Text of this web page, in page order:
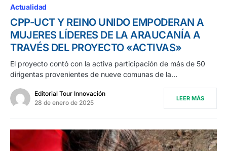
Actualidad
CPP-UCT Y REINO UNIDO EMPODERAN A
MUJERES LÍDERES DE LA ARAUCANÍA A
TRAVÉS DEL PROYECTO «ACTIVAS»
El proyecto contó con la activa participación de más de 50
dirigentas provenientes de nueve comunas de la…
Editorial Tour Innovación
28 de enero de 2025
LEER MÁS